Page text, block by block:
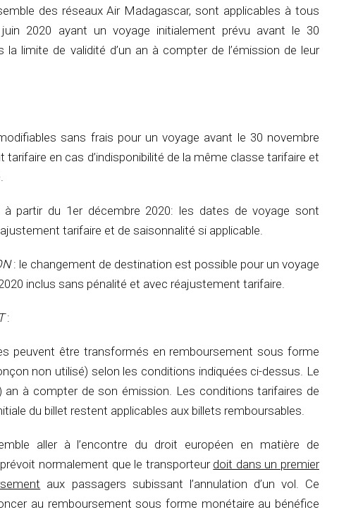
des réseaux Air Madagascar, sont applicables à tous
2020 ayant un voyage initialement prévu avant le 30
limite de validité d’un an à compter de l’émission de leur
sans frais pour un voyage avant le 30 novembre
en cas d’indisponibilité de la même classe tarifaire et
partir du 1er décembre 2020: les dates de voyage sont
tarifaire et de saisonnalité si applicable.
: le changement de destination est possible pour un voyage
inclus sans pénalité et avec réajustement tarifaire.
:
peuvent être transformés en remboursement sous forme
non utilisé) selon les conditions indiquées ci-dessus. Le
an à compter de son émission. Les conditions tarifaires de
du billet restent applicables aux billets remboursables.
aller à l’encontre du droit européen en matière de
normalement que le transporteur doit dans un premier
aux passagers subissant l’annulation d’un vol. Ce
au remboursement sous forme monétaire au bénéfice